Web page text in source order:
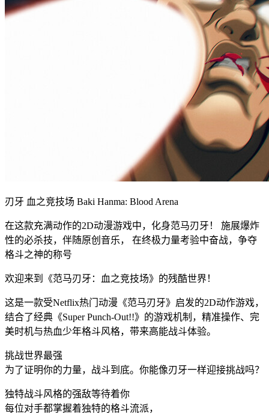
刃牙 血之竞技场 Baki Hanma: Blood Arena
在这款充满动作的2D动漫游戏中，化身范马刃牙！ 施展爆炸
性的必杀技，伴随原创音乐， 在终极力量考验中奋战，争夺
格斗之神的称号
欢迎来到《范马刃牙：血之竞技场》的残酷世界！
这是一款受Netflix热门动漫《范马刃牙》启发的2D动作游戏，
结合了经典《Super Punch-Out!!》的游戏机制，精准操作、完
美时机与热血少年格斗风格，带来高能战斗体验。
挑战世界最强
为了证明你的力量，战斗到底。你能像刃牙一样迎接挑战吗？
独特战斗风格的强敌等待着你
每位对手都掌握着独特的格斗流派，